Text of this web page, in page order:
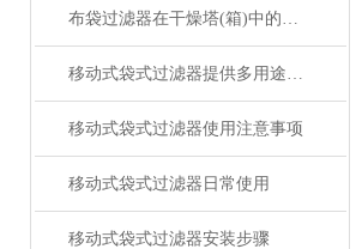
布袋过滤器在干燥塔(箱)中的应用与优势
移动式袋式过滤器提供多用途的过滤解决方案
移动式袋式过滤器使用注意事项
移动式袋式过滤器日常使用
移动式袋式过滤器安装步骤